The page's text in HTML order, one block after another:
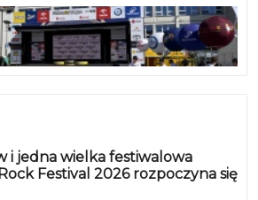
i jedna wielka festiwalowa
Festival 2026 rozpoczyna się